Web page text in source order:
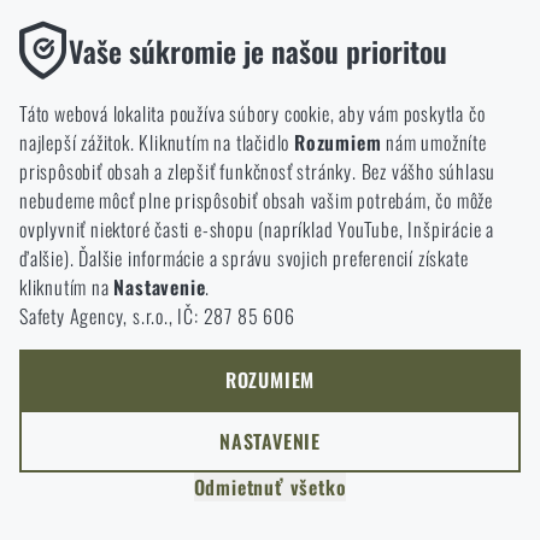
ZOSTANEM TU
PREJDEM NA HLAVNÚ STRÁNKU
PREJSŤ DO KOŠÍKA
I WILL STAY HERE
Vaše súkromie je našou prioritou
Táto webová lokalita používa súbory cookie, aby vám poskytla čo
najlepší zážitok. Kliknutím na tlačidlo Rozumiem nám umožníte
prispôsobiť obsah a zlepšiť funkčnosť stránky. Bez vášho súhlasu
nebudeme môcť plne prispôsobiť obsah vašim potrebám, čo môže
ovplyvniť niektoré časti e-shopu (napríklad YouTube, Inšpirácie a
ďalšie). Ďalšie informácie a správu svojich preferencií získate
kliknutím na Nastavenie.
Safety Agency, s.r.o., IČ: 287 85 606
Funkčné
Bez nich by naša webová stránka vôbec nefungovala. Ukladanie
týchto súborov cookie nie je možné zakázať.
Analytické
Tieto súbory cookie anonymne ukladajú informácie o tom, ako si
prezeráte a používate našu webovú lokalitu. Pomáhajú nám
lepšie pochopiť, čo sa našim zákazníkom páči a kam by sme mali
smerovať.
Marketingové
Tieto súbory cookie nám pomáhajú optimalizovať reklamu
smerovanú na náš e-shop, aby bola čo najefektívnejšia a aby sa
náš obchod mohol neustále rozvíjať a zlepšovať.
Vďaka týmto súborom cookie môžeme prispôsobiť reklamu a
ROZUMIEM
NASTAVENIE
Odmietnuť všetko